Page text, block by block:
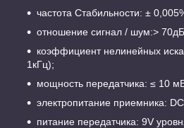
частота Стабильности: ±
отношение сигнал / шум:>
коэффициент нелинейных
1кГц);
мощность передатчика: ≤ 10
электропитание приемника:
питание передатчика: 9V